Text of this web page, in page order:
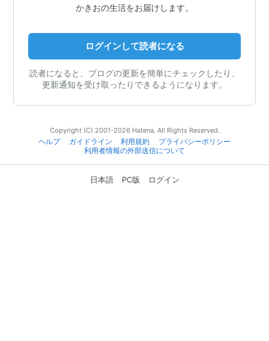
かきおの生活をお届けします。
ログインして読者になる
読者になると、ブログの更新を簡単にチェックしたり、
更新通知を受け取ったりできるようになります。
Copyright (C) 2001-2026 Hatena. All Rights Reserved.
ヘルプ
ガイドライン 利用規約
プライバシーポリシー
利用者情報の外部送信について
日本語 PC版 ログイン